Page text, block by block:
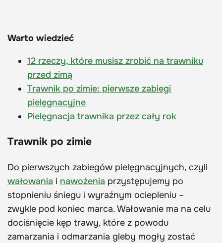
Warto wiedzieć
12 rzeczy, które musisz zrobić na trawniku
przed zimą
Trawnik po zimie: pierwsze zabiegi
pielęgnacyjne
Pielęgnacja trawnika przez cały rok
Trawnik po zimie
Do pierwszych zabiegów pielęgnacyjnych, czyli
wałowania i nawożenia przystępujemy po
stopnieniu śniegu i wyraźnym ociepleniu –
zwykle pod koniec marca. Wałowanie ma na celu
dociśnięcie kęp trawy, które z powodu
zamarzania i odmarzania gleby mogły zostać